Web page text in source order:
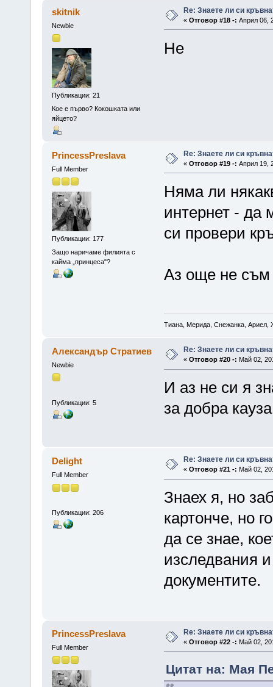
skitnik
Newbie
Публикации: 21
Кое е първо? Кокошката или
яйцето?
Re: Знаете ли си
« Отговор #18 -: Април 06,
Не
PrincessPreslava
Full Member
Публикации: 177
Защо наричаме филията с
кайма „принцеса"?
Re: Знаете ли си
« Отговор #19 -: Април 19,
Няма ли
интернет - да
си провери
Аз още не
Тиана, Мерида, Снежанка,
Александър Стратиев
Newbie
Публикации: 5
Re: Знаете ли си
« Отговор #20 -: Май 02,
И аз не си я
за добра
Delight
Full Member
Публикации: 206
Re: Знаете ли си
« Отговор #21 -: Май 02,
Знаех я, но
картонче, но
да се знае,
изследвания
документите.
PrincessPreslava
Full Member
Re: Знаете ли си
« Отговор #22 -: Май 02,
Цитат на: Мая